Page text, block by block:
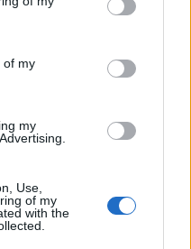
of my
my
Use,
of my
with the
hoztunk
hívja fel a
Továbbá:
egy hegyi